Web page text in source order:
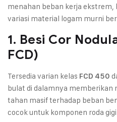
menahan beban kerja
variasi material logam murni
1. Besi Cor
FCD)
Tersedia varian kelas FCD 450
bulat di dalamnya memberikan
tahan masif terhadap beban
cocok untuk komponen roda